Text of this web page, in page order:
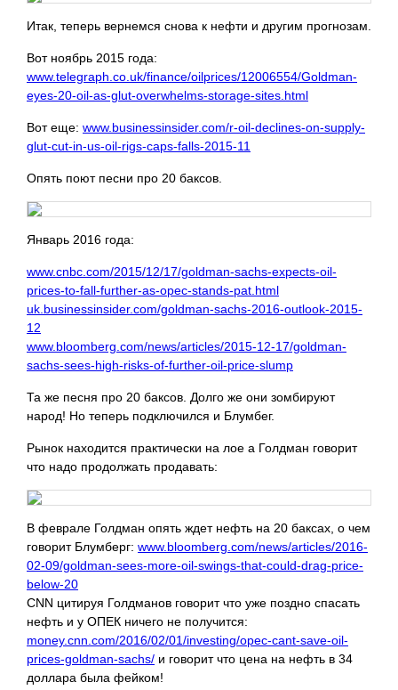
Итак, теперь вернемся снова к нефти и другим прогнозам.
Вот ноябрь 2015 года:
www.telegraph.co.uk/finance/oilprices/12006554/Goldman-
eyes-20-oil-as-glut-overwhelms-storage-sites.html
Вот еще: www.businessinsider.com/r-oil-declines-on-supply-
glut-cut-in-us-oil-rigs-caps-falls-2015-11
Опять поют песни про 20 баксов.
Январь 2016 года:
www.cnbc.com/2015/12/17/goldman-sachs-expects-oil-
prices-to-fall-further-as-opec-stands-pat.html
uk.businessinsider.com/goldman-sachs-2016-outlook-2015-
12
www.bloomberg.com/news/articles/2015-12-17/goldman-
sachs-sees-high-risks-of-further-oil-price-slump
Та же песня про 20 баксов. Долго же они зомбируют
народ! Но теперь подключился и Блумбег.
Рынок находится практически на лое а Голдман говорит
что надо продолжать продавать:
В феврале Голдман опять ждет нефть на 20 баксах, о чем
говорит Блумберг: www.bloomberg.com/news/articles/2016-
02-09/goldman-sees-more-oil-swings-that-could-drag-price-
below-20
CNN цитируя Голдманов говорит что уже поздно спасать
нефть и у ОПЕК ничего не получится:
money.cnn.com/2016/02/01/investing/opec-cant-save-oil-
prices-goldman-sachs/ и говорит что цена на нефть в 34
доллара была фейком!